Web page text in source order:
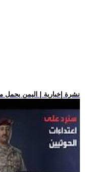
.. نشرة إخبارية | اليمن يحمل